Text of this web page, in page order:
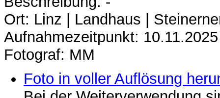
Ort: Linz | Landhaus |
Aufnahmezeitpunkt: 10.11.2025
Fotograf: MM
Foto in voller Auflösung